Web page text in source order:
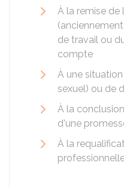
À la remise de
de travail ou
compte
À une
sexuel) ou de
À la
d'une
À la